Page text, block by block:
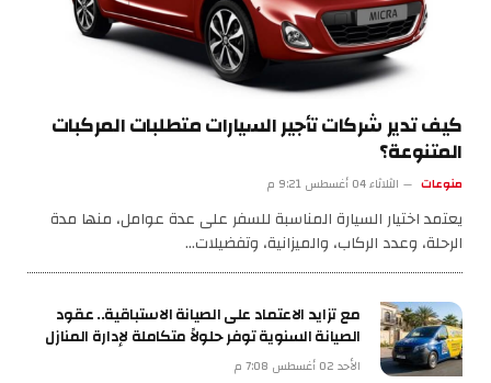
كيف تدير شركات تأجير السيارات متطلبات المركبات
المتنوعة؟
منوعات الثلاثاء 04 أغسطس 9:21 م
يعتمد اختيار السيارة المناسبة للسفر على عدة عوامل، منها مدة
الرحلة، وعدد الركاب، والميزانية، وتفضيلات…
مع تزايد الاعتماد على الصيانة الاستباقية.. عقود
الصيانة السنوية توفر حلولاً متكاملة لإدارة المنازل
الأحد 02 أغسطس 7:08 م